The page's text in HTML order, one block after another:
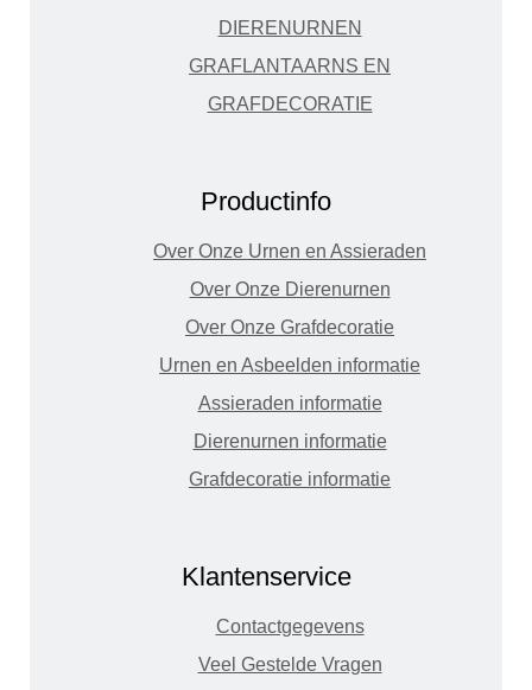
DIERENURNEN
GRAFLANTAARNS EN
GRAFDECORATIE
Productinfo
Over Onze Urnen en Assieraden
Over Onze Dierenurnen
Over Onze Grafdecoratie
Urnen en Asbeelden informatie
Assieraden informatie
Dierenurnen informatie
Grafdecoratie informatie
Klantenservice
Contactgegevens
Veel Gestelde Vragen